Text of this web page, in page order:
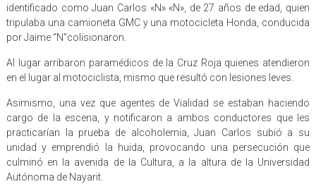
identificado como Juan Carlos «N» «N», de 27 años de edad, quien
tripulaba una camioneta GMC y una motocicleta Honda, conducida
por Jaime “N”colisionaron.
Al lugar arribaron paramédicos de la Cruz Roja quienes atendieron
en el lugar al motociclista, mismo que resultó con lesiones leves.
Asimismo, una vez que agentes de Vialidad se estaban haciendo
cargo de la escena, y notificaron a ambos conductores que les
practicarían la prueba de alcoholemia, Juan Carlos subió a su
unidad y emprendió la huida, provocando una persecución que
culminó en la avenida de la Cultura, a la altura de la Universidad
Autónoma de Nayarit.